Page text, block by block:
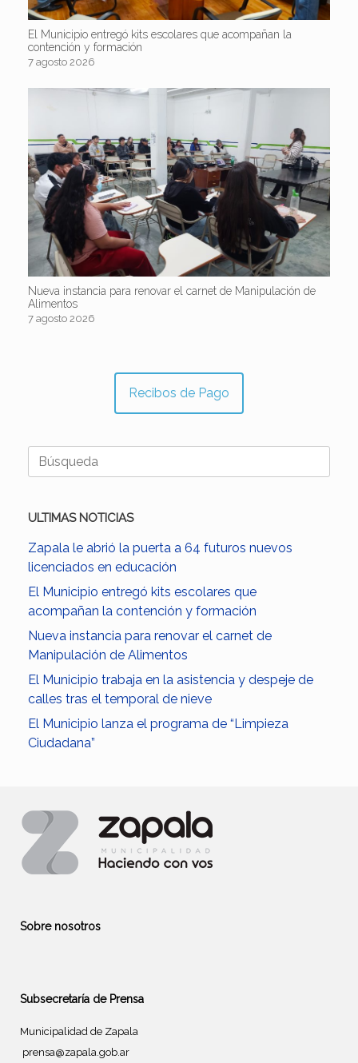
El Municipio entregó kits escolares que acompañan la
contención y formación
7 agosto 2026
Nueva instancia para renovar el carnet de Manipulación de
Alimentos
7 agosto 2026
Recibos de Pago
Buscar:
ULTIMAS NOTICIAS
Zapala le abrió la puerta a 64 futuros nuevos
licenciados en educación
El Municipio entregó kits escolares que
acompañan la contención y formación
Nueva instancia para renovar el carnet de
Manipulación de Alimentos
El Municipio trabaja en la asistencia y despeje de
calles tras el temporal de nieve
El Municipio lanza el programa de “Limpieza
Ciudadana”
Sobre nosotros
Subsecretaría de Prensa
Municipalidad de Zapala
prensa@zapala.gob.ar